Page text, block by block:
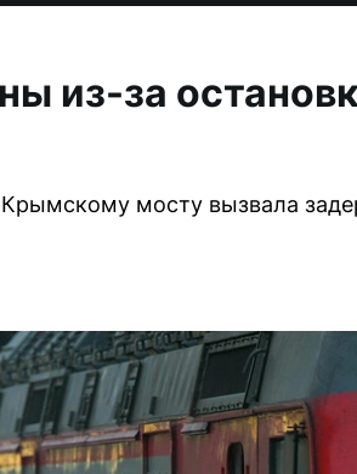
из-за
мосту вызвала